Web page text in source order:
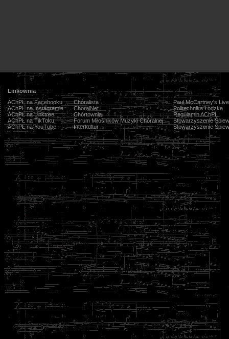
Linkownia
AChPŁ na Facebooku
AChPŁ na Instagramie
AChPŁ na Linktree
AChPŁ na TikToku
AChPŁ na YouTube
Chóralista
ChoralNet
Chórtownia
Forum Miłośników Muzyki Chóralnej
Interkultur
Paul McCartney's
Politechnika Łódzka
Regulamin AChPŁ
Stowarzyszenie
Stowarzyszenie